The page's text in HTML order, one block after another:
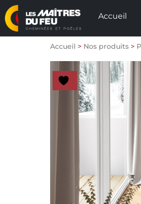
Accueil
Accueil > Nos produits >